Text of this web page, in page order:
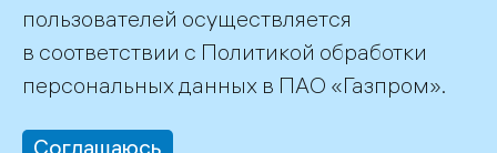
©2026 СДС Интергазсерт
пользователей осуществляется
в соответствии с Политикой обработки
персональных данных в ПАО «Газпром».
Соглашаюсь